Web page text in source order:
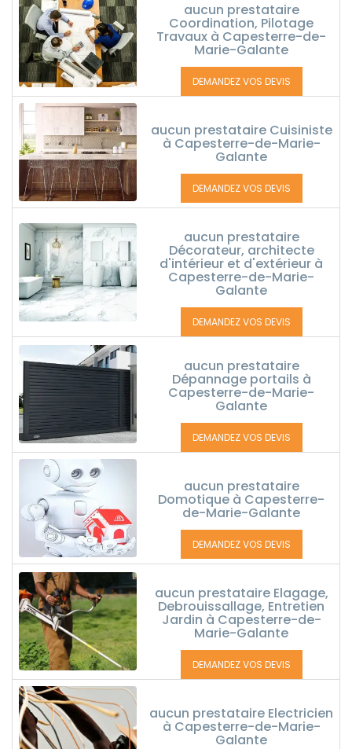
aucun prestataire
Coordination, Pilotage
Travaux à Capesterre-de-
Marie-Galante
DEMANDEZ VOS DEVIS
aucun prestataire Cuisiniste
à Capesterre-de-Marie-
Galante
DEMANDEZ VOS DEVIS
aucun prestataire
Décorateur, architecte
d'intérieur et d'extérieur à
Capesterre-de-Marie-
Galante
DEMANDEZ VOS DEVIS
aucun prestataire
Dépannage portails à
Capesterre-de-Marie-
Galante
DEMANDEZ VOS DEVIS
aucun prestataire
Domotique à Capesterre-
de-Marie-Galante
DEMANDEZ VOS DEVIS
aucun prestataire Elagage,
Debrouissallage, Entretien
Jardin à Capesterre-de-
Marie-Galante
DEMANDEZ VOS DEVIS
aucun prestataire Electricien
à Capesterre-de-Marie-
Galante